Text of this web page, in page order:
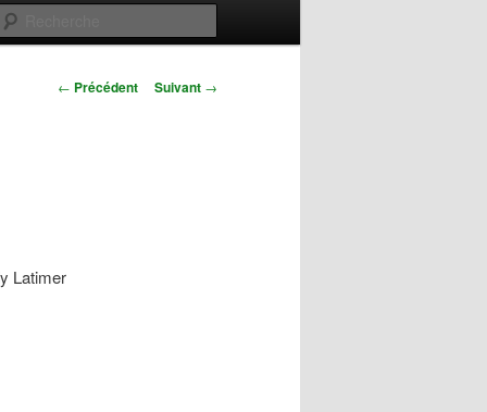
Navigation
← Précédent Suivant →
Latimer